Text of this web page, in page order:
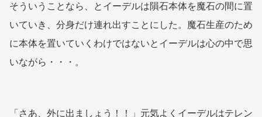
そういうことなら、とイーデルは隕石本体を魔石の間に置
いていき、分身だけ連れ出すことにした。魔石生産のため
に本体を置いていくわけではないとイーデルは心の中で思
いながら・・・。
「さあ、外に出ましょう！！」元気よくイーデルはテレン